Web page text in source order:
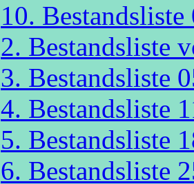
10.
2. Bestandsliste
3. Bestandsliste
4. Bestandsliste
5. Bestandsliste
6. Bestandsliste